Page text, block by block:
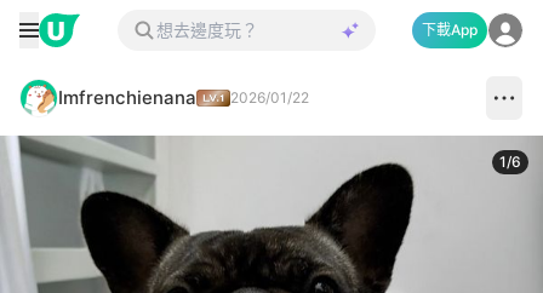
下載App
Imfrenchienana 2026/01/22
1/6